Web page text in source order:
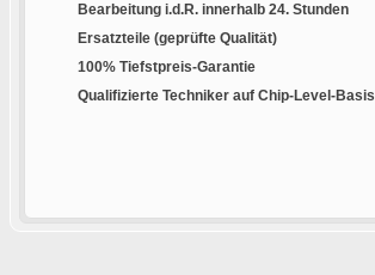
Bearbeitung i.d.R. innerhalb 24. Stunden
Ersatzteile (geprüfte Qualität)
100% Tiefstpreis-Garantie
Qualifizierte Techniker auf Chip-Level-Basis